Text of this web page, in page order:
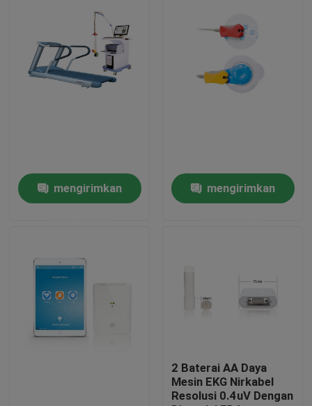
Produk
Tentang kami
Kontrol kualitas
Permintaan Penawaran
mengirimkan mengirimkan
2 Baterai AA Daya
Mesin EKG Nirkabel
Resolusi 0.4uV Dengan